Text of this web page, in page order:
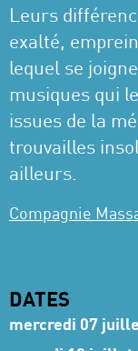
Leurs
exalté,
lequel se
musiques qui
issues de la
trouvailles
ailleurs.
Compagnie
DATES
mercredi 07